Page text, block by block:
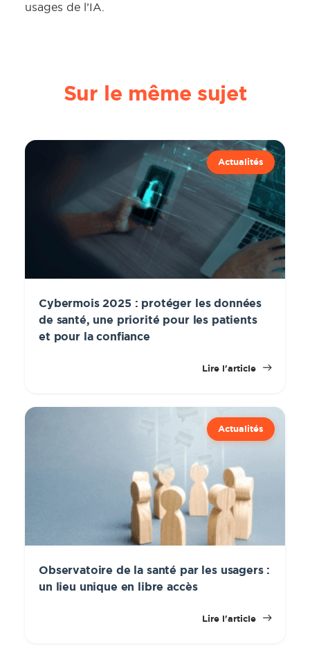
usages de l’IA.
Sur le même sujet
Actualités
Cybermois 2025 : protéger les données
de santé, une priorité pour les patients
et pour la confiance
Lire l'article
Actualités
Observatoire de la santé par les usagers :
un lieu unique en libre accès
Lire l'article